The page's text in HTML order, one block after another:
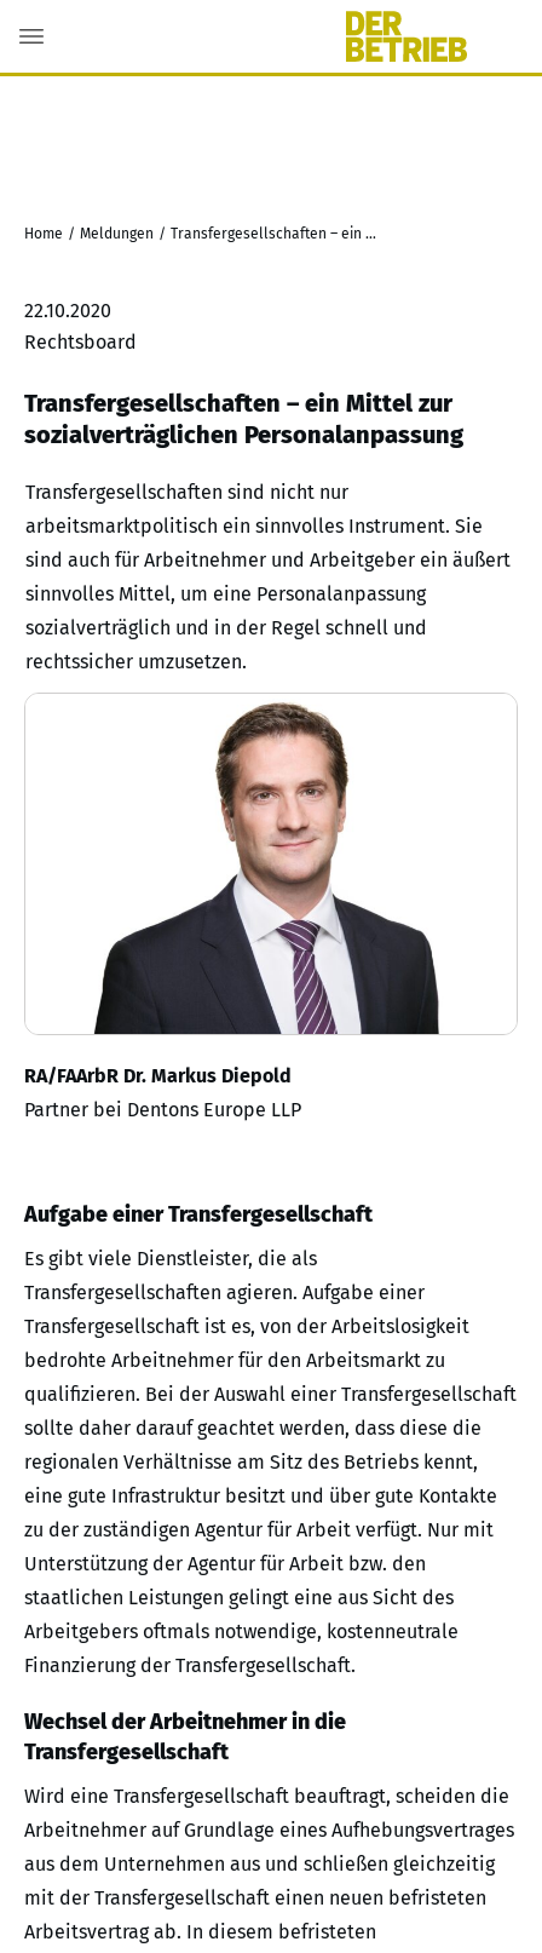
Home / Meldungen / Transfergesellschaften – ein Mittel zur sozialverträglichen Personalanpassung
22.10.2020
Rechtsboard
Transfergesellschaften – ein Mittel zur
sozialverträglichen Personalanpassung
Transfergesellschaften sind nicht nur
arbeitsmarktpolitisch ein sinnvolles Instrument. Sie
sind auch für Arbeitnehmer und Arbeitgeber ein äußert
sinnvolles Mittel, um eine Personalanpassung
sozialverträglich und in der Regel schnell und
rechtssicher umzusetzen.
RA/FAArbR Dr. Markus Diepold
Partner bei Dentons Europe LLP
Aufgabe einer Transfergesellschaft
Es gibt viele Dienstleister, die als
Transfergesellschaften agieren. Aufgabe einer
Transfergesellschaft ist es, von der Arbeitslosigkeit
bedrohte Arbeitnehmer für den Arbeitsmarkt zu
qualifizieren. Bei der Auswahl einer Transfergesellschaft
sollte daher darauf geachtet werden, dass diese die
regionalen Verhältnisse am Sitz des Betriebs kennt,
eine gute Infrastruktur besitzt und über gute Kontakte
zu der zuständigen Agentur für Arbeit verfügt. Nur mit
Unterstützung der Agentur für Arbeit bzw. den
staatlichen Leistungen gelingt eine aus Sicht des
Arbeitgebers oftmals notwendige, kostenneutrale
Finanzierung der Transfergesellschaft.
Wechsel der Arbeitnehmer in die
Transfergesellschaft
Wird eine Transfergesellschaft beauftragt, scheiden die
Arbeitnehmer auf Grundlage eines Aufhebungsvertrages
aus dem Unternehmen aus und schließen gleichzeitig
mit der Transfergesellschaft einen neuen befristeten
Arbeitsvertrag ab. In diesem befristeten